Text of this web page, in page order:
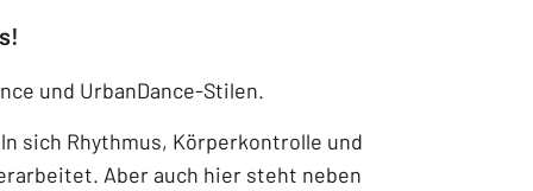
und UrbanDance-Stilen.
sich Rhythmus, Körperkontrolle und
Aber auch hier steht neben